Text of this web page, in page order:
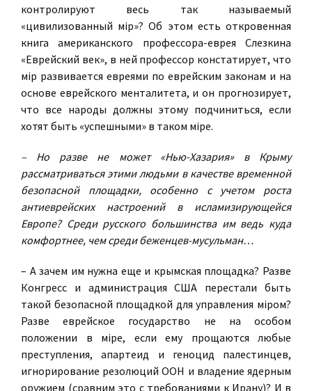
контролируют весь так называемый
«цивилизованный мiр»? Об этом есть откровенная
книга американского профессора-еврея Слезкина
«Еврейский век», в ней профессор констатирует, что
мiр развивается евреями по еврейским законам и на
основе еврейского менталитета, и он прогнозирует,
что все народы должны этому подчиниться, если
хотят быть «успешными» в таком мiре.
– Но разве не может «Нью-Хазария» в Крыму
рассматриваться этими людьми в качестве временной
безопасной площадки, особенно с учетом роста
антиеврейских настроений в исламизирующейся
Европе? Среди русского большинства им ведь куда
комфортнее, чем среди беженцев-мусульман…
– А зачем им нужна еще и крымская площадка? Разве
Конгресс и администрация США перестали быть
такой безопасной площадкой для управления мiром?
Разве еврейское государство не на особом
положении в мiре, если ему прощаются любые
преступления, апартеид и геноцид палестинцев,
игнорирование резолюций ООН и владение ядерным
оружием (сравним это с требованиями к Ирану)? И в